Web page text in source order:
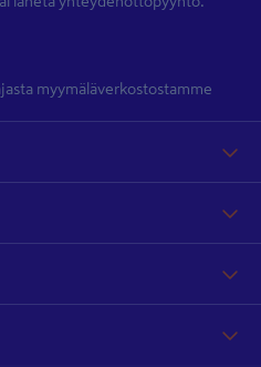
myymäläverkostostamme